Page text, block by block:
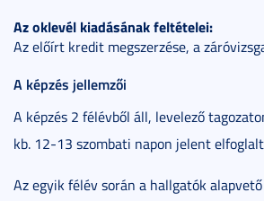
Az oklevél kiadásának feltételei:
Az előírt kredit megszerzése, a
A képzés jellemzői
A képzés 2 félévből áll, levelező
kb. 12-13 szombati napon jelent
Az egyik félév során a hallgatók